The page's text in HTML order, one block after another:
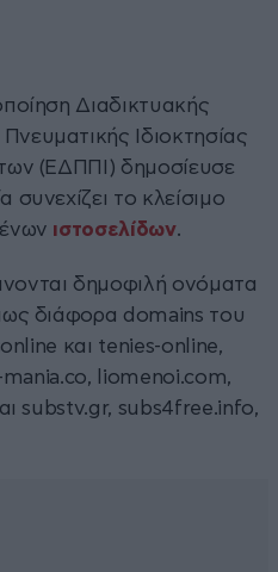
Διαδικτυακής
Ιδιοκτησίας
(ΕΔΠΠΙ) δημοσίευσε
το κλείσιμο
ιστοσελίδων.
δημοφιλή ονόματα
διάφορα domains του
και tenies-online,
liomenoi.com,
substv.gr, subs4free.info,